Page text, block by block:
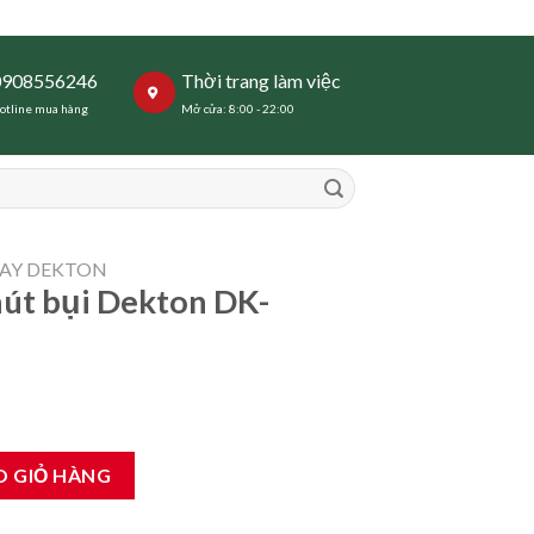
mua hàng
Thời trang làm việc
Mở cửa: 8:00 - 22:00
DEKTON
bụi Dekton DK-
EB800 số lượng
GIỎ HÀNG